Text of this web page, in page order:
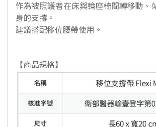
作為被照護者在床與輪座椅間轉移動、
身的支撐。
建議搭配移位腰帶使用。
【商品規格】